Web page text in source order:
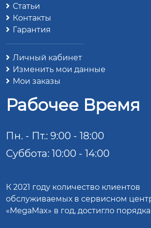
Статьи
Контакты
Гарантия
Личный кабинет
Изменить мои данные
Мои заказы
Рабочее Время
Пн. - Пт.: 9:00 - 18:00
Суббота: 10:00 - 14:00
К 2021 году количество клиентов
обслуживаемых в сервисном
«MegaMax» в год, достигло